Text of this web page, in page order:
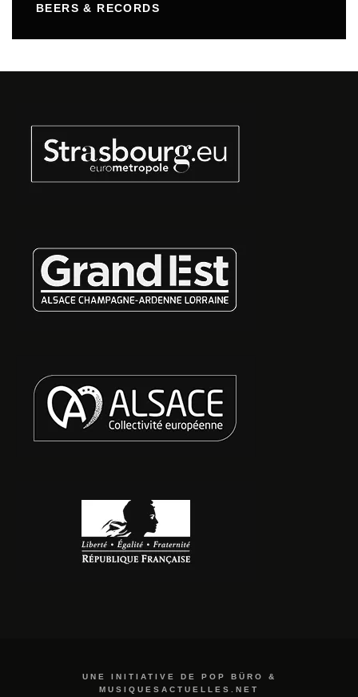
BEERS & RECORDS
UNE INITIATIVE DE POP BÜRO &
MUSIQUESACTUELLES.NET